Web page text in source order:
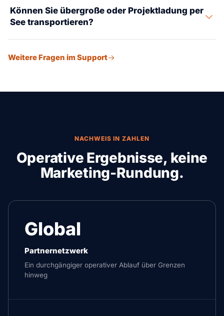
Zielgebühren und Drayage gemeinsam an, damit eine
niedrige Schlagzeilenrate keine teure Ankunft
versteckt.
Können Sie übergroße oder Projektladung per
See transportieren?
um Hafenumschlaggerät und Inlandslimits geplant.
Weitere Fragen im Support
NACHWEIS IN ZAHLEN
Operative Ergebnisse, keine
Marketing-Rundung.
Global
Partnernetzwerk
Ein durchgängiger operativer Ablauf über Grenzen
hinweg